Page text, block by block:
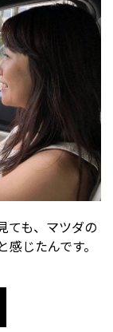
ても、マツダの
じたんです。